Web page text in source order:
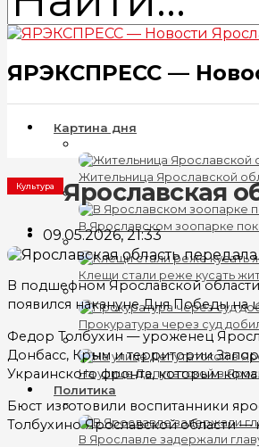
ЯРЭКСПРЕСС —
Картина дня
Жительница Ярославской
В Ярославском зоопарке
Клещи стали реже кусать
Прокуратура через суд
На улице Депутатской в
Политика
В Ярославле задержали
Культура Ярославская
09.05.2026, 21:33
В подшефном Ярославской
появился накануне Дня Победы
Федор Толбухин — уроженец
Донбасс, Крым и территории
Украинского фронта, которым
Бюст изготовили воспитанники
Толбухино Ярославской области —